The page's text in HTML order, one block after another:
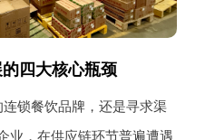
四大核心瓶颈
锁餐饮品牌，还是寻求渠
业，在供应链环节普遍遭遇